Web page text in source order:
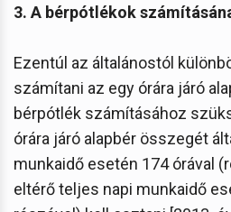
3. A bérpótlékok
Ezentúl az általánostól
számítani az egy órára járó
bérpótlék számításához
órára járó alapbér összegét
munkaidő esetén 174 órával
eltérő teljes napi munkaidő